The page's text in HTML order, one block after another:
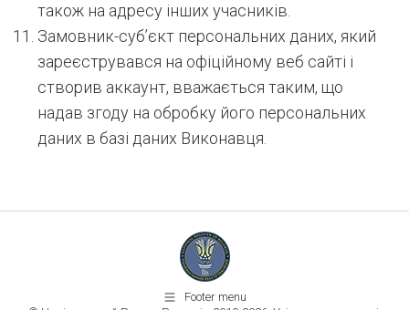
також на адресу інших учасників.
Замовник-суб’єкт персональних даних, який
зареєструвався на офіційному веб сайті і
створив аккаунт, вважається таким, що
надав згоду на обробку його персональних
даних в базі даних Виконавця.
Footer menu